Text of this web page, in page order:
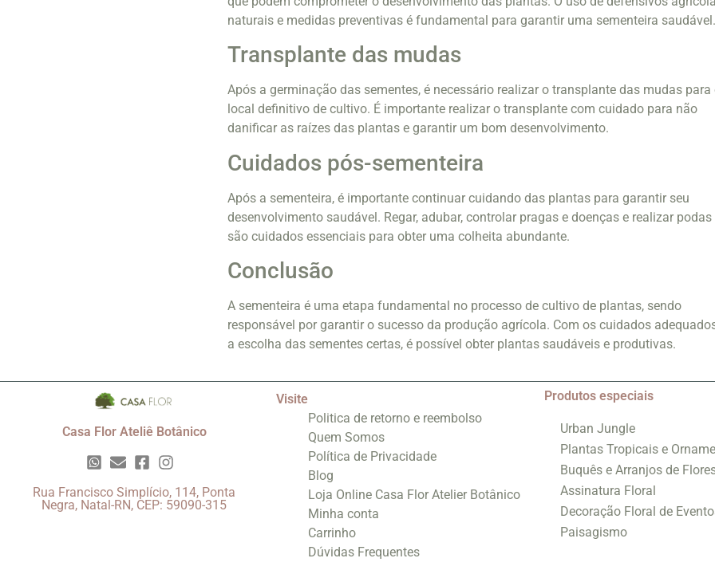
naturais e medidas preventivas é fundamental para garantir uma sementeira saudável.
Transplante das mudas
Após a germinação das sementes, é necessário realizar o transplante das mudas para
local definitivo de cultivo. É importante realizar o transplante com cuidado para não
danificar as raízes das plantas e garantir um bom desenvolvimento.
Cuidados pós-sementeira
Após a sementeira, é importante continuar cuidando das plantas para garantir seu
desenvolvimento saudável. Regar, adubar, controlar pragas e doenças e realizar podas
são cuidados essenciais para obter uma colheita abundante.
Conclusão
A sementeira é uma etapa fundamental no processo de cultivo de plantas, sendo
responsável por garantir o sucesso da produção agrícola. Com os cuidados
a escolha das sementes certas, é possível obter plantas saudáveis e produtivas.
Casa Flor Ateliê Botânico
Rua Francisco Simplício, 114, Ponta
Negra, Natal-RN, CEP: 59090-315
Visite
Politica de retorno e reembolso
Quem Somos
Política de Privacidade
Blog
Loja Online Casa Flor Atelier Botânico
Minha conta
Carrinho
Dúvidas Frequentes
Produtos especiais
Urban Jungle
Plantas Tropicais e
Buquês e Arranjos de
Assinatura Floral
Decoração Floral de
Paisagismo